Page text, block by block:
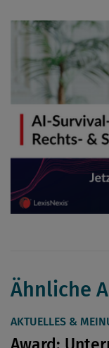
Ähnliche
AKTUELLES &